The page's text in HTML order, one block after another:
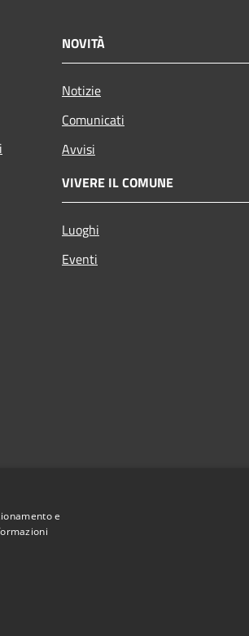
NOVITÀ
Notizie
Comunicati
Avvisi
VIVERE IL COMUNE
Luoghi
Eventi
e